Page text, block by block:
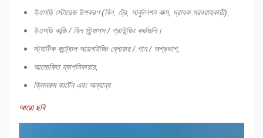
ইএসডি স্টোরেজ উপকরণ (বিন, ট্রে, সার্কুলেশন বাক্স, দ্রাবক সরবরাহকারী),
ইএসডি কব্জি / হিল স্ট্র্যাপস / গ্রাউন্ডিং কর্ডগুলি।
স্ট্যাটিক কন্ট্রোল আয়নাইজিং ব্লোয়ার / গান / অগ্রভাগ,
আলোকিত ম্যাগনিফায়ার,
ক্লিনরুম কার্টেন এবং অন্যান্য
আরো ছবি